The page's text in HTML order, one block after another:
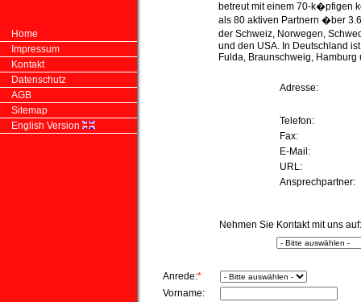
Home
Impressum
Kontakt
Datenschutz
AGB
Sitemap
English Version
betreut mit einem 70-k�pfigen
als 80 aktiven Partnern �ber
der Schweiz, Norwegen,
und den USA. In Deutschland
Fulda, Braunschweig, Hamburg
Adresse:
Telefon:
Fax:
E-Mail:
URL:
Ansprechpartner:
Nehmen Sie Kontakt mit uns auf:
Anrede:*
Vorname: